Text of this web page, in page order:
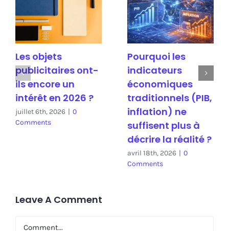
Les objets
publicitaires ont-
ils encore un
intérêt en 2026 ?
juillet 6th, 2026 | 0
Comments
Pourquoi les
indicateurs
économiques
traditionnels (PIB,
inflation) ne
suffisent plus à
décrire la réalité ?
avril 18th, 2026 | 0
Comments
Leave A Comment
Comment